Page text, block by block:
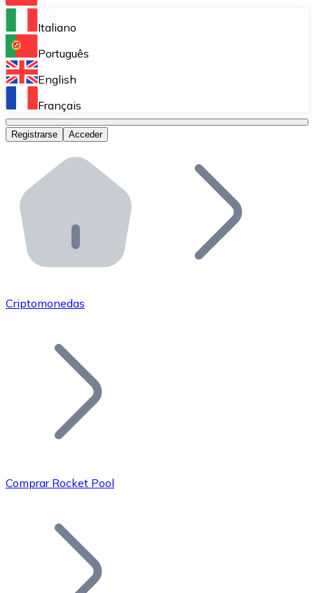
Bitnovo Ramp
Integra nuestra solución en tu plataforma.
Bitnovo Giftcards
Bitnovo OTC
Bitnovo ATM
Integra un ATM Bitnovo en tu negocio y permite que
Bitnovo API
Integra nuestra API en tu ecosistema.
Únete a nuestra red de distribuidores.
Añade tu proyecto a nuestro ecosistema.
Bitcoin
Italiano
Português
English
Français
Registrarse Acceder
Criptomonedas
Comprar Rocket Pool